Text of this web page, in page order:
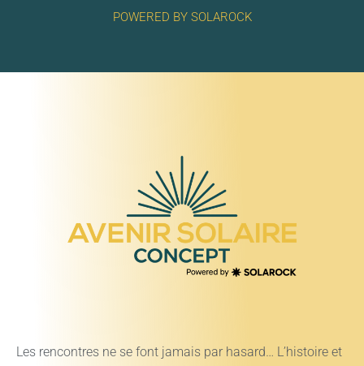
POWERED BY SOLAROCK
Les rencontres ne se font jamais par hasard… L’histoire et